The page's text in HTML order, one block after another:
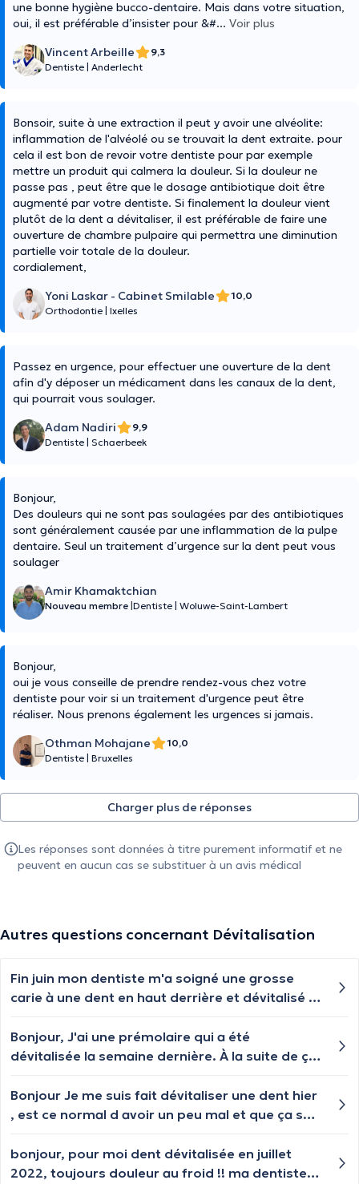
une bonne hygiène bucco-dentaire. Mais dans votre situation,
oui, il est préférable d’insister pour &#... Voir plus
Vincent Arbeille
9,3
Dentiste Anderlecht
Bonsoir, suite à une extraction il peut y avoir une alvéolite:
inflammation de l'alvéolé ou se trouvait la dent extraite. pour
cela il est bon de revoir votre dentiste pour par exemple
mettre un produit qui calmera la douleur. Si la douleur ne
passe pas , peut être que le dosage antibiotique doit être
augmenté par votre dentiste. Si finalement la douleur vient
plutôt de la dent a dévitaliser, il est préférable de faire une
ouverture de chambre pulpaire qui permettra une diminution
partielle voir totale de la douleur.
cordialement,
Yoni Laskar - Cabinet Smilable
10,0
Orthodontie Ixelles
Passez en urgence, pour effectuer une ouverture de la dent
afin d'y déposer un médicament dans les canaux de la dent,
qui pourrait vous soulager.
Adam Nadiri
9,9
Dentiste
Schaerbeek
Bonjour,
Des douleurs qui ne sont pas soulagées par des antibiotiques
sont généralement causée par une inflammation de la pulpe
dentaire. Seul un traitement d’urgence sur la dent peut vous
soulager
Amir Khamaktchian
Nouveau membre Dentiste Woluwe-Saint-Lambert
Bonjour,
oui je vous conseille de prendre rendez-vous chez votre
dentiste pour voir si un traitement d'urgence peut être
réaliser. Nous prenons également les urgences si jamais.
Othman Mohajane
10,0
Dentiste Bruxelles
Charger plus de réponses
Les réponses sont données à titre purement informatif et ne
peuvent en aucun cas se substituer à un avis médical
Autres questions concernant Dévitalisation
Fin juin mon dentiste m'a soigné une grosse
carie à une dent en haut derrière et dévitalisé le
rendez-vous à 1 semaine d'intervalle pour une
pose de couronne mais malheureusement une
en vacances... que dois-je faire? Et est-ce qu'on
pourra encore me mettre une couronne ou
mettre dans un peu de lait.
Bonjour, J'ai une prémolaire qui a été
dévitalisée la semaine dernière. À la suite de ça
pus. Ma dentiste m'a enlevé le pus et nettoyé
les canaux. Depuis hier j'ai de nouveau une
normal ? J'ai eu 2 semaines d'amoxicilline
Bonjour Je me suis fait dévitaliser une dent hier
, est ce normal d avoir un peu mal et que ça soit
bonjour, pour moi dent dévitalisée en juillet
2022, toujours douleur au froid !! ma dentiste